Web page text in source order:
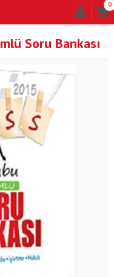
0
Soru Bankası